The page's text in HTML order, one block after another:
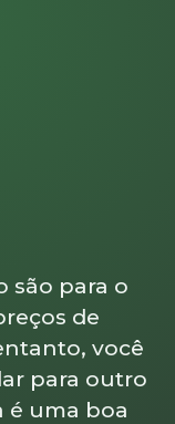
são para o
de
você
para outro
é uma boa